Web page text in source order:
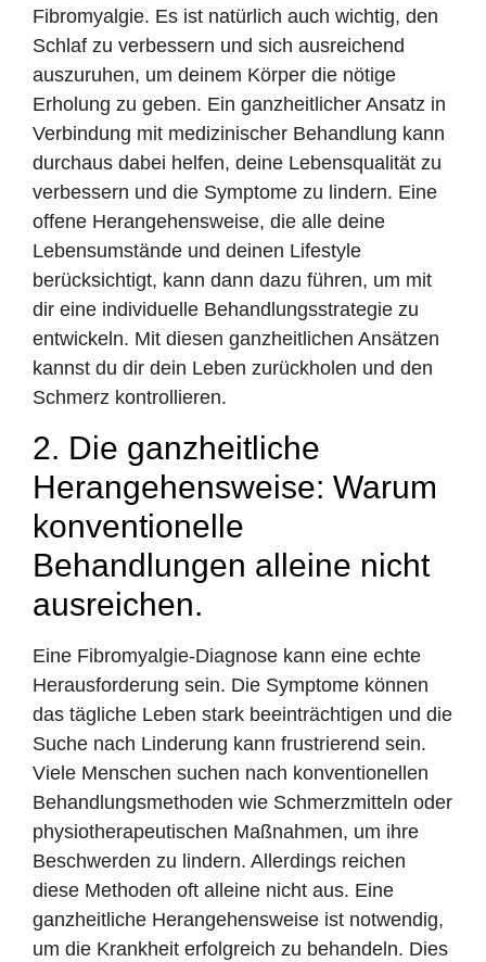
Fibromyalgie. Es ist natürlich auch wichtig, den
Schlaf zu verbessern und sich ausreichend
auszuruhen, um deinem Körper die nötige
Erholung zu geben. Ein ganzheitlicher Ansatz in
Verbindung mit medizinischer Behandlung kann
durchaus dabei helfen, deine Lebensqualität zu
verbessern und die Symptome zu lindern. Eine
offene Herangehensweise, die alle deine
Lebensumstände und deinen Lifestyle
berücksichtigt, kann dann dazu führen, um mit
dir eine individuelle Behandlungsstrategie zu
entwickeln. Mit diesen ganzheitlichen Ansätzen
kannst du dir dein Leben zurückholen und den
Schmerz kontrollieren.
2. Die ganzheitliche
Herangehensweise: Warum
konventionelle
Behandlungen alleine nicht
ausreichen.
Eine Fibromyalgie-Diagnose kann eine echte
Herausforderung sein. Die Symptome können
das tägliche Leben stark beeinträchtigen und die
Suche nach Linderung kann frustrierend sein.
Viele Menschen suchen nach konventionellen
Behandlungsmethoden wie Schmerzmitteln oder
physiotherapeutischen Maßnahmen, um ihre
Beschwerden zu lindern. Allerdings reichen
diese Methoden oft alleine nicht aus. Eine
ganzheitliche Herangehensweise ist notwendig,
um die Krankheit erfolgreich zu behandeln. Dies